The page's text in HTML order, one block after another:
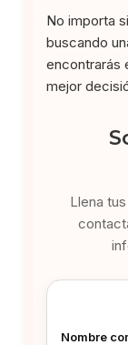
No importa
buscando
encontrarás
mejor
Llena
Nombre